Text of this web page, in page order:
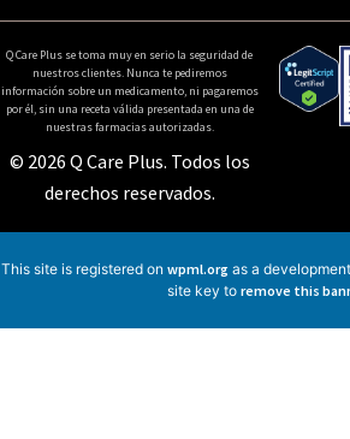
Q Care Plus se toma muy en serio la seguridad de
nuestros clientes. Nunca te pediremos
información sobre un medicamento, ni pagaremos
por él, sin una receta válida presentada en una de
nuestras farmacias autorizadas.
© 2026 Q Care Plus. Todos los
derechos reservados.
This site is registered on wpml.org as a
site key to remove this